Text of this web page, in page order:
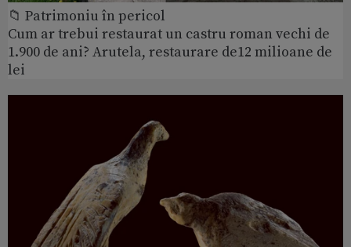
📁 Patrimoniu în pericol
Cum ar trebui restaurat un castru roman vechi de
1.900 de ani? Arutela, restaurare de12 milioane de
lei